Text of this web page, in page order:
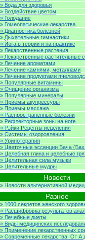
» Вода для здоровья
» Воздействие цветом
» Голодание
» Гомеопатические лекарства
» Диагностика болезней
» Дыхательные гимнастики
» Йога в теории и на практике
» Лекарственные растения
» Лекарственные растительные
» Лечение ароматами
» Лечение камнями, металлами
» Лечение продуктами
» Популярные витамины
» Очищение организма
» Популярные минералы
» Приемы акупрессуры
» Приемы массажа
» Распространенные болезни
» Рефлекторные зоны на ноге
» Рэйки.Рецепты исцеления
» Системы оздоровления
» Уринотерапия
» Цветочные эссенции Бача
» Целебная глина и целебные
» Целительная сила музыки
» Целительные мудры
Новости
» Новости альтернативной
Разное
» 1000 секретов женского
» Расшифровка результатов
» Лечебные диеты
» Виды медицинских
» Применение лекарственных
» Современные лекарства. От А